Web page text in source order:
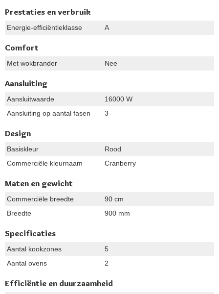
Prestaties en verbruik
Energie-efficiëntieklasse A
Comfort
Met wokbrander Nee
Aansluiting
Aansluitwaarde
16000 W
Aansluiting op aantal fasen
3
Design
Basiskleur
Rood
Commerciële kleurnaam
Cranberry
Maten en gewicht
Commerciële breedte
90 cm
Breedte
900 mm
Specificaties
Aantal kookzones
5
Aantal ovens
2
Efficiëntie en duurzaamheid